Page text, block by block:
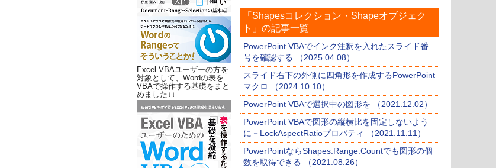
Excel VBAユーザーの方を
対象として、Wordの表を
VBAで操作する基礎をまと
めました↓↓
「Shapesコレクション・Shapeオブジェク
ト」の記事一覧
PowerPoint VBAでインク注釈を入れたスライド番
号を確認する （2025.04.08）
スライド右下の外側に四角形を作成するPowerPoint
マクロ （2024.10.10）
PowerPoint VBAで選択中の図形を （2021.12.02）
PowerPoint VBAで図形の縦横比を固定しないよう
に－LockAspectRatioプロパティ （2021.11.11）
PowerPointならShapes.Range.Countでも図形の個
数を取得できる （2021.08.26）